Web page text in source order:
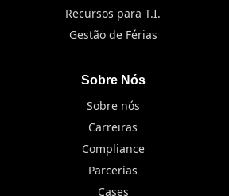
Recursos para T.I.
Gestão de Férias
Sobre Nós
Sobre nós
Carreiras
Compliance
Parcerias
Cases